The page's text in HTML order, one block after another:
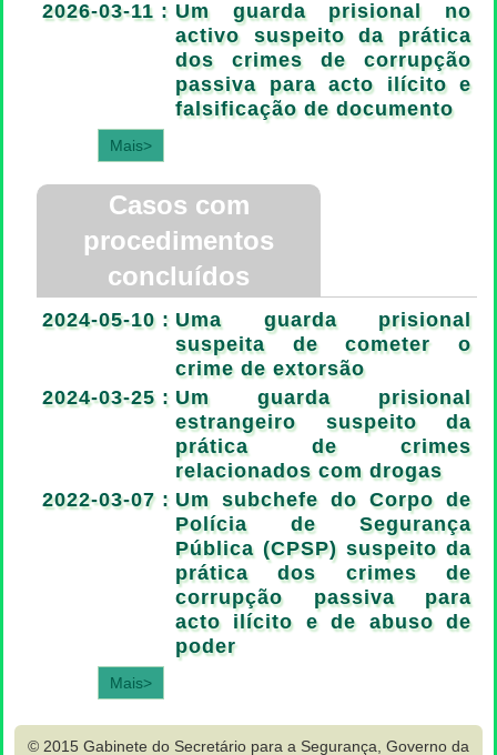
2026-03-11 : Um guarda prisional no
activo suspeito da prática
dos crimes de corrupção
passiva para acto ilícito e
falsificação de documento
Mais>
Casos com
procedimentos
concluídos
2024-05-10 : Uma guarda prisional
suspeita de cometer o
crime de extorsão
2024-03-25 : Um guarda prisional
estrangeiro suspeito da
prática de crimes
relacionados com drogas
2022-03-07 : Um subchefe do Corpo de
Polícia de Segurança
Pública (CPSP) suspeito da
prática dos crimes de
corrupção passiva para
acto ilícito e de abuso de
poder
Mais>
© 2015 Gabinete do Secretário para a Segurança, Governo da